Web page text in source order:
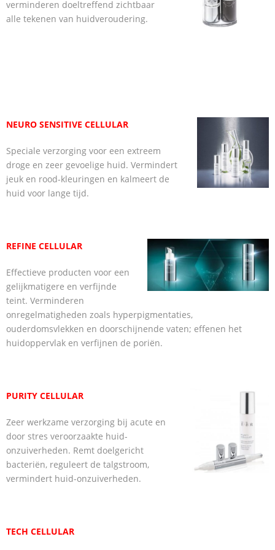
Producten
verminderen doeltreffend zichtbaar
alle tekenen van huidveroudering.
NEURO SENSITIVE CELLULAR
Speciale verzorging voor een extreem
droge en zeer gevoelige huid. Vermindert
jeuk en rood-kleuringen en kalmeert de
huid voor lange tijd.
REFINE CELLULAR
Effectieve producten voor een
gelijkmatigere en verfijnde
teint. Verminderen
onregelmatigheden zoals hyperpigmentaties,
ouderdomsvlekken en doorschijnende vaten; effenen het
huidoppervlak en verfijnen de poriën.
PURITY CELLULAR
Zeer werkzame verzorging bij acute en
door stres veroorzaakte huid-
onzuiverheden. Remt doelgericht
bacteriën, reguleert de talgstroom,
vermindert huid-onzuiverheden.
TECH CELLULAR